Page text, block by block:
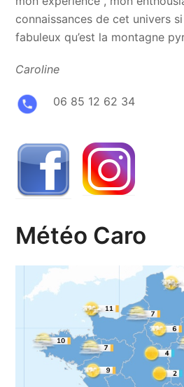
connaissances de cet univers
fabuleux qu’est la montagne
Caroline
06 85 12 62 34
Météo Caro